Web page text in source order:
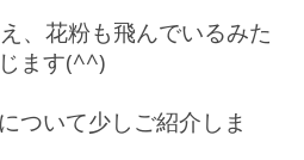
、花粉も飛んでいるみた
ます(^^)
ついて少しご紹介しま